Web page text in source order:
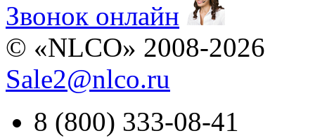
Звонок онлайн
© «NLCO» 2008-2026
Sale2@nlco.ru
8 (800) 333-08-41